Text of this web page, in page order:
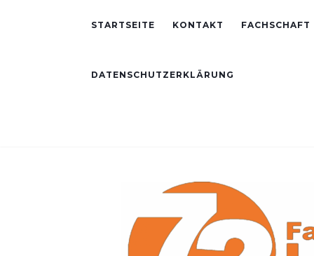
STARTSEITE KONTAKT FACHSCHAFT
DATENSCHUTZERKLÄRUNG